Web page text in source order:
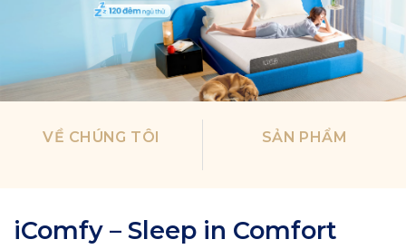
VỀ CHÚNG TÔI SẢN PHẨM
iComfy – Sleep in Comfort